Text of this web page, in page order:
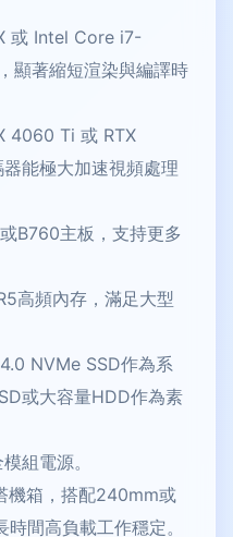
或 Intel Core i7-
顯著縮短渲染與編譯時
4060 Ti 或 RTX
能極大加速視頻處理
B760主板，支持更多
高頻內存，滿足大型
NVMe SSD作為系
或大容量HDD作為素
組電源。
機箱，搭配240mm或
間高負載工作穩定。